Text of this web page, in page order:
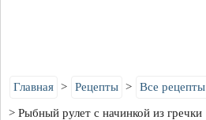
Главная Рецепты Все рецепты
Рыбный рулет с начинкой из гречки